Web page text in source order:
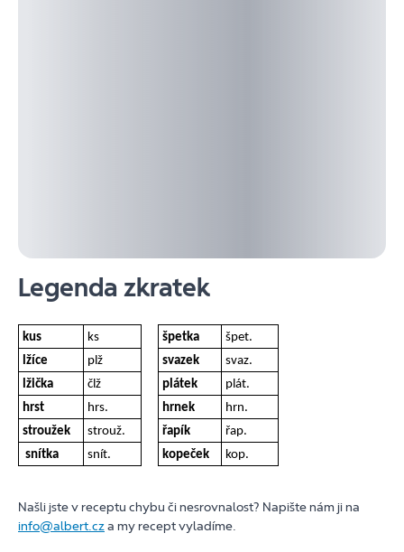
Legenda zkratek
kus ks špetka
špet.
lžíce
plž svazek
svaz.
lžička
člž plátek
plát.
hrst
hrs. hrnek
hrn.
stroužek
strouž. řapík
řap.
snítka
snít. kopeček kop.
Našli jste v receptu chybu či nesrovnalost? Napište nám ji na
info@albert.cza my recept vyladíme.